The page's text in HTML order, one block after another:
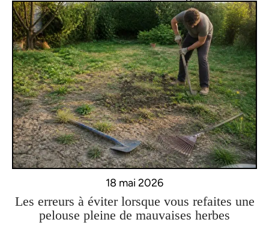
18 mai 2026
Les erreurs à éviter lorsque vous refaites une
pelouse pleine de mauvaises herbes